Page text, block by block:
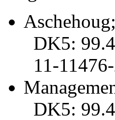
DK5:
11-
DK5: